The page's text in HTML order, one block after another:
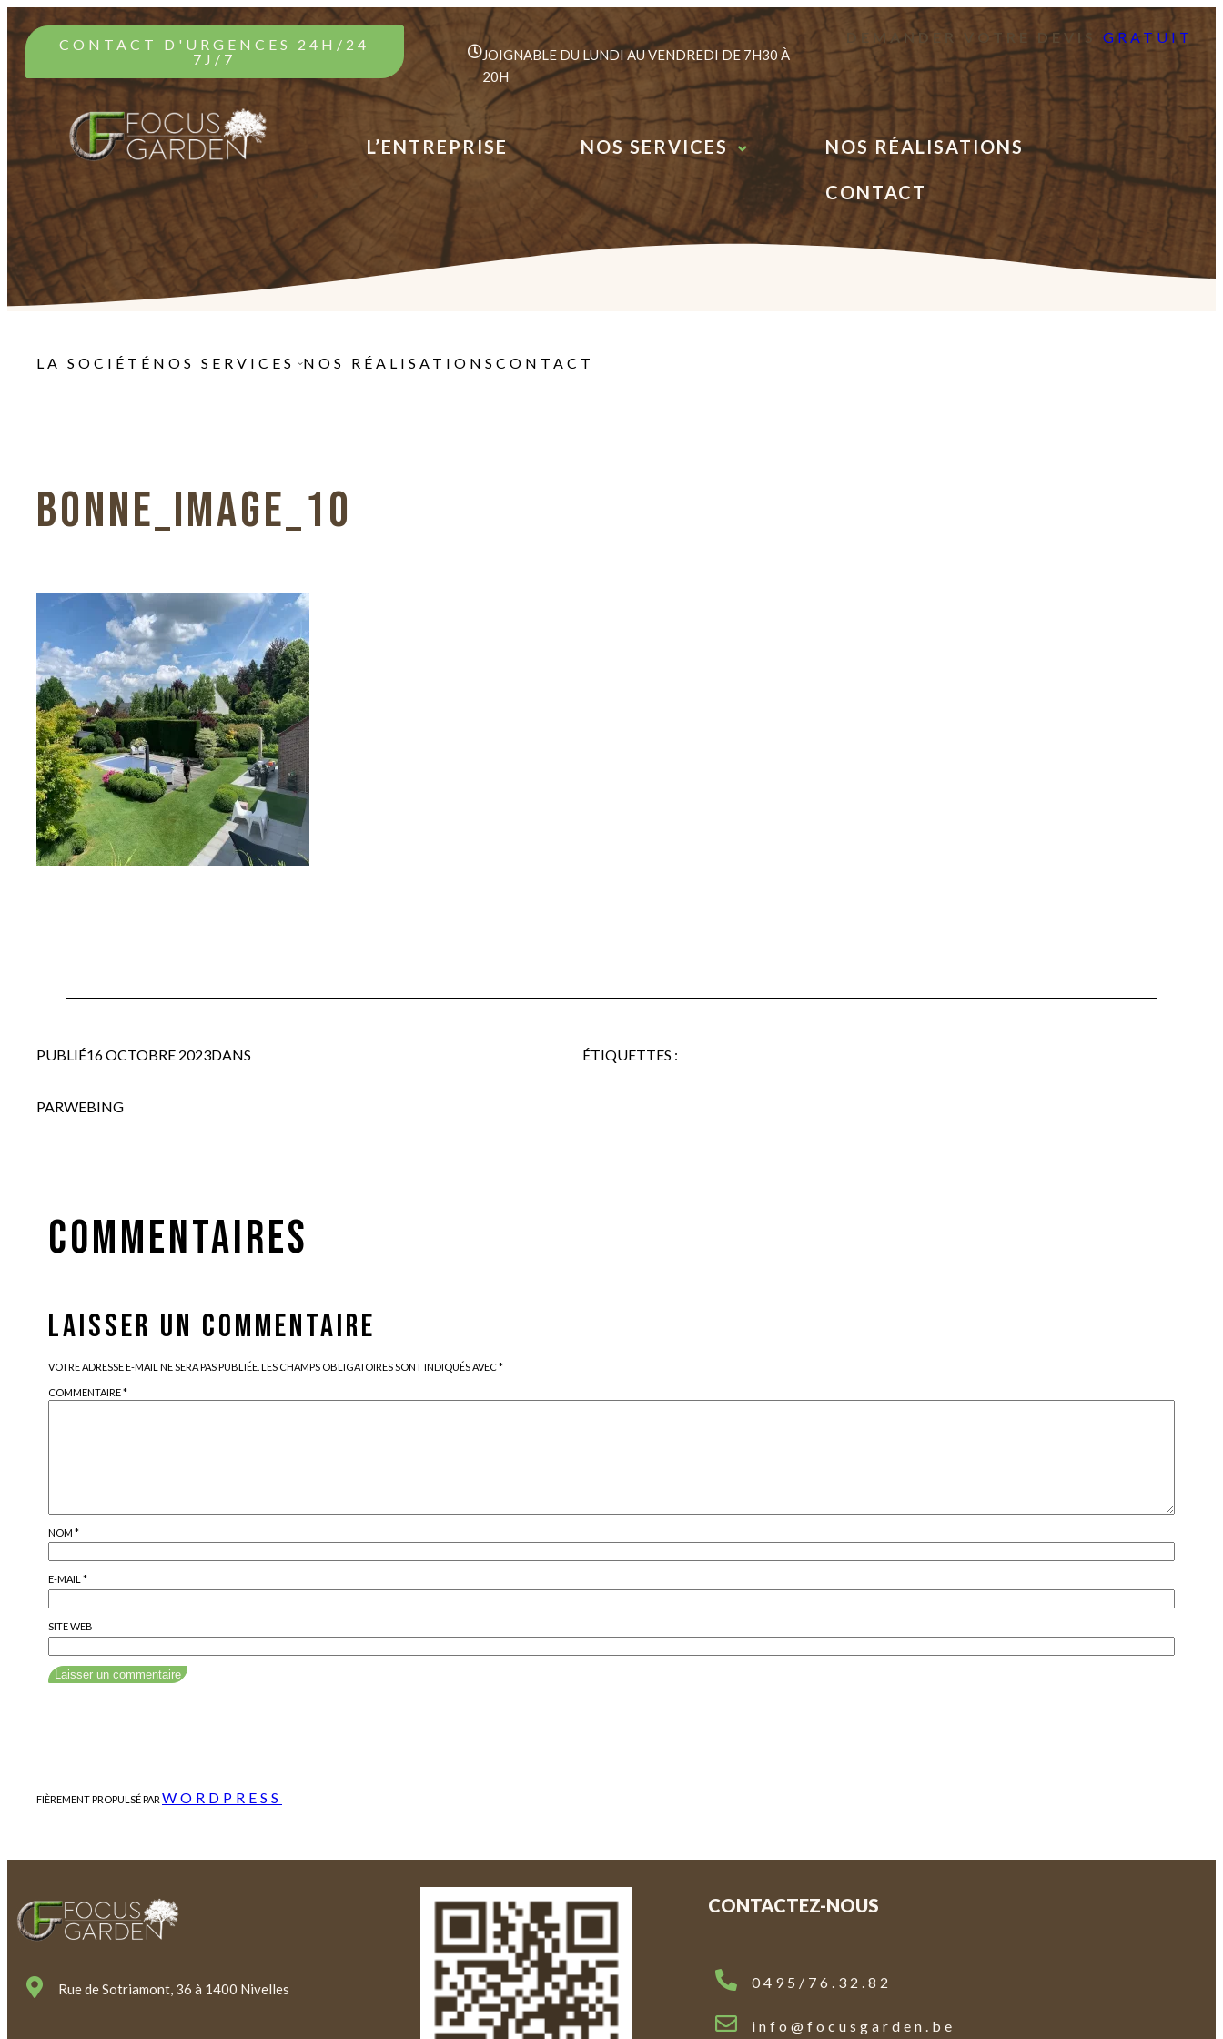
CONTACT D'URGENCES 24H/24
7J/7
JOIGNABLE DU LUNDI AU VENDREDI DE 7H30 À
20H
DEMANDER VOTRE DEVIS GRATUIT
L’ENTREPRISE NOS SERVICES NOS RÉALISATIONS
CONTACT
LA SOCIÉTÉ NOS SERVICES NOS RÉALISATIONSCONTACT
BONNE_IMAGE_10
PUBLIÉ16 OCTOBRE 2023DANS
PARWEBING
ÉTIQUETTES :
COMMENTAIRES
LAISSER UN COMMENTAIRE
VOTRE ADRESSE E-MAIL NE SERA PAS PUBLIÉE. LES CHAMPS OBLIGATOIRES SONT INDIQUÉS AVEC*
COMMENTAIRE*
NOM*
E-MAIL*
SITE WEB
FIÈREMENT PROPULSÉ PAR WORDPRESS
Rue de Sotriamont, 36 à 1400 Nivelles
CONTACTEZ-NOUS
0495/76.32.82
info@focusgarden.be